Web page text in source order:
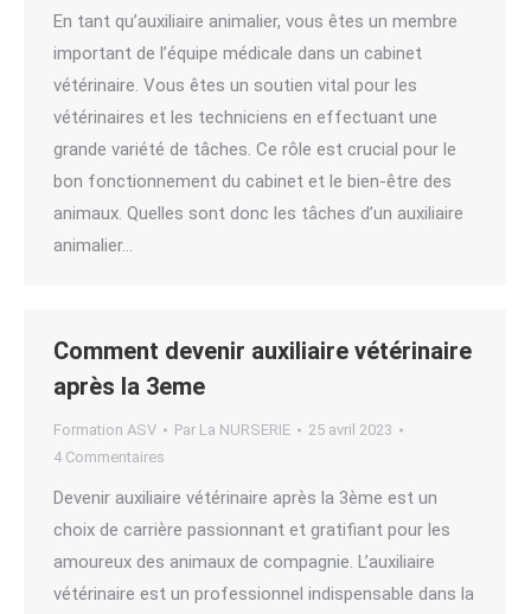
En tant qu’auxiliaire animalier, vous êtes un membre
important de l’équipe médicale dans un cabinet
vétérinaire. Vous êtes un soutien vital pour les
vétérinaires et les techniciens en effectuant une
grande variété de tâches. Ce rôle est crucial pour le
bon fonctionnement du cabinet et le bien-être des
animaux. Quelles sont donc les tâches d’un auxiliaire
animalier…
Comment devenir auxiliaire vétérinaire
après la 3eme
Formation ASV Par La NURSERIE
25 avril 2023
4 Commentaires
Devenir auxiliaire vétérinaire après la 3ème est un
choix de carrière passionnant et gratifiant pour les
amoureux des animaux de compagnie. L’auxiliaire
vétérinaire est un professionnel indispensable dans la